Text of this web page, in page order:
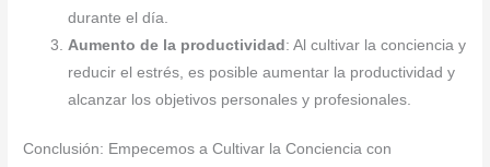
durante el día.
Aumento de la productividad : Al cultivar la conciencia y
reducir el estrés, es posible aumentar la productividad y
alcanzar los objetivos personales y profesionales.
Conclusión: Empecemos a Cultivar la Conciencia con